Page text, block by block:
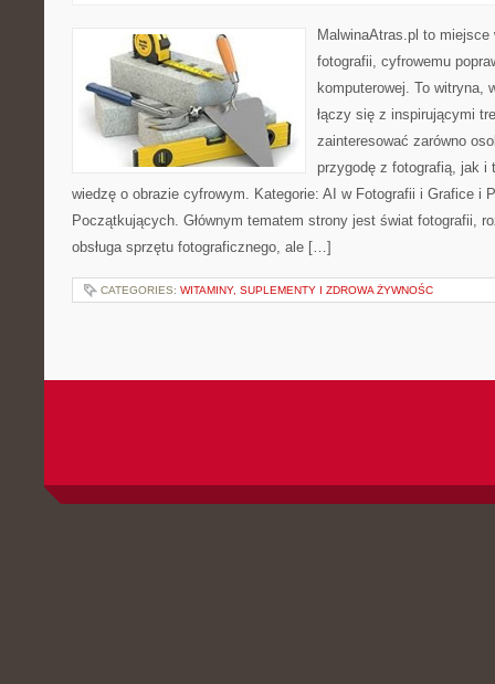
MalwinaAtras.pl to
fotografii, cyfrowemu
komputerowej. To witryna,
łączy się z inspirującymi
zainteresować zarówno
przygodę z fotografią, jak
wiedzę o obrazie cyfrowym. Kategorie: AI w Fotografii i Grafice i
Początkujących. Głównym tematem strony jest świat fotografii,
obsługa sprzętu fotograficznego, ale […]
CATEGORIES: WITAMINY, SUPLEMENTY I ZDROWA ŻYWNOŚC